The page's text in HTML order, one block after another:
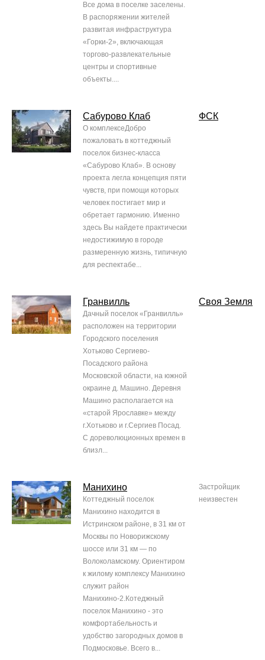
Все дома в поселке заселены.
В распоряжении жителей
развитая инфраструктура
«Горки-2», включающая
торгово-развлекательные
центры и спортивные
объекты....
Сабурово Клаб
О комплексеДобро
пожаловать в коттеджный
поселок бизнес-класса
«Сабурово Клаб». В основу
проекта легла концепция пяти
чувств, при помощи которых
человек постигает мир и
обретает гармонию. Именно
здесь Вы найдете практически
недостижимую в городе
размеренную жизнь, типичную
для респектабе...
ФСК
Гранвилль
Дачный поселок «Гранвилль»
расположен на территории
Городского поселения
Хотьково Сергиево-
Посадского района
Московской области, на южной
окраине д. Машино. Деревня
Машино располагается на
«старой Ярославке» между
г.Хотьково и г.Сергиев Посад.
С дореволюционных времен в
близл...
Своя Земля
Манихино
Коттеджный поселок
Манихино находится в
Истринском районе, в 31 км от
Москвы по Новорижскому
шоссе или 31 км — по
Волоколамскому. Ориентиром
к жилому комплексу Манихино
служит район
Манихино-2.Котеджный
поселок Манихино - это
комфортабельность и
удобство загородных домов в
Подмосковье. Всего в...
Застройщик
неизвестен